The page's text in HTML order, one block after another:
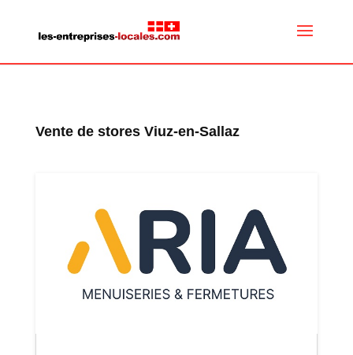
Vente de stores Viuz-en-Sallaz